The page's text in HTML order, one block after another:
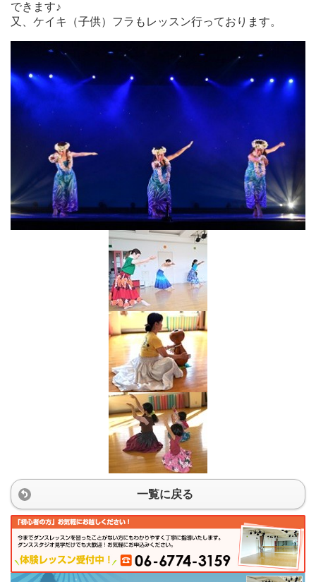
できます♪
又、ケイキ（子供）フラもレッスン行っております。
一覧に戻る